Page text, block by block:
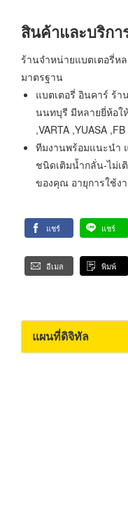
สินค้าและบริกา
ร้านจำหน่ายแบตเตอรี่
มาตรฐาน
แบตเตอรี่ อินคาร์ ร้
นนทบุรี มีหลายยี่ห้อใ
,VARTA ,YUASA
ทีมงานพร้อมแนะนำ
ชนิดเติมน้ำกลั่น-ไม่เ
ของคุณ อายุการใช้ง
แชร์ แชร์
อีเมล พิมพ์
แผนที่ดิจิทัล